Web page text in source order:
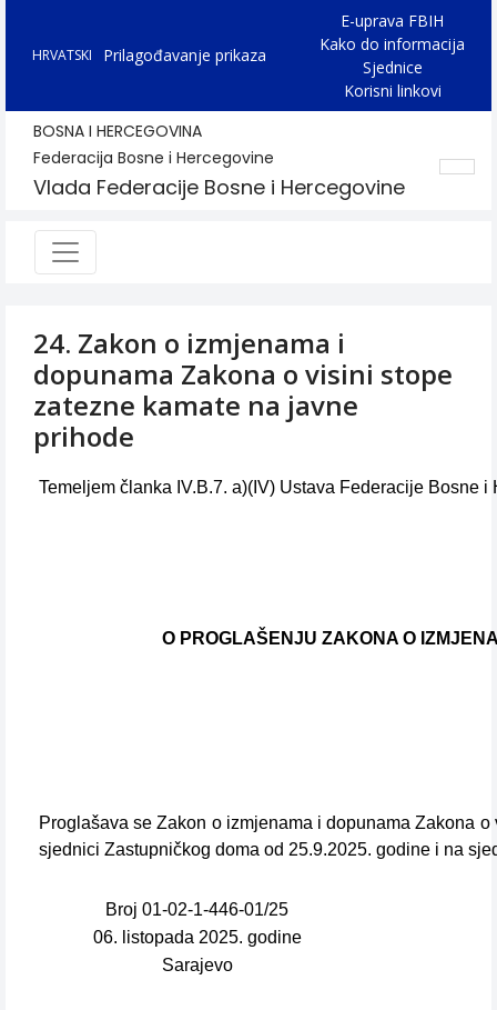
HRVATSKI Prilagođavanje prikaza
E-uprava FBIH
Kako do informacija
Sjednice
Korisni linkovi
BOSNA I HERCEGOVINA
Federacija Bosne i Hercegovine
Vlada Federacije Bosne i Hercegovine
24. Zakon o izmjenama i
dopunama Zakona o visini stope
zatezne kamate na javne
prihode
Temeljem članka IV.B.7. a)(IV) Ustava Federacije Bosne i
O PROGLAŠENJU ZAKONA O
Proglašava se Zakon o izmjenama i dopunama Zakona
sjednici Zastupničkog doma od 25.9.2025. godine i na
Broj 01-02-1-446-01/25
06. listopada 2025. godine
Sarajevo